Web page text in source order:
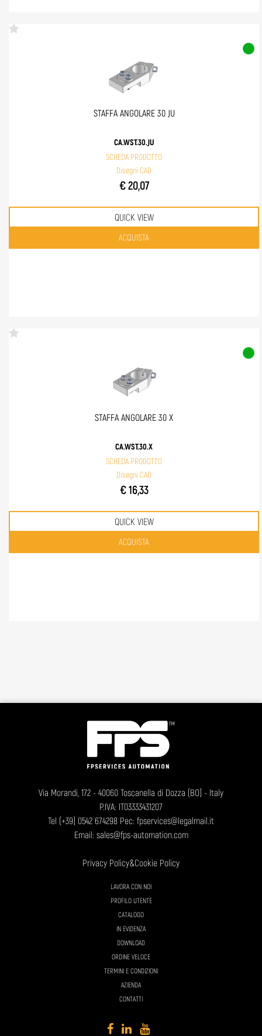
STAFFA ANGOLARE 30 JU
CA.WST.30.JU
SCHEDA PRODOTTO
Disegni CAD
€ 20,07
QUICK VIEW
Quantità
ACQUISTA
STAFFA ANGOLARE 30 X
CA.WST.30.X
SCHEDA PRODOTTO
Disegni CAD
€ 16,33
QUICK VIEW
Quantità
ACQUISTA
Via Morandi, 172 - 40060 Toscanella di Dozza (BO) - Italy
P.IVA: IT03333431207
Tel (+39) 0542 674298 Pec: fpservices@legalmail.it
Email: sales@fps-automation.com
Privacy Policy&Cookie Policy
LAVORA CON NOI
PROFILO UTENTE
CATALOGO
IN EVIDENZA
DOWNLOAD
ORDINE VELOCE
TERMINI E CONDIZIONI
AZIENDA
CONTATTI